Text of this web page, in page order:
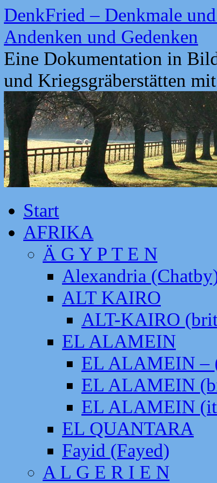
Zum
Inhalt
springen
DenkFried – Denkmale
Andenken und Gedenken
Eine Dokumentation in
und Kriegsgräberstätten
Start
AFRIKA
Ä G Y P T E N
Alexandria
ALT KAIRO
ALT-KAIRO
EL ALAMEIN
EL ALAMEIN –
EL ALAMEIN
EL ALAMEIN
EL QUANTARA
Fayid (Fayed)
A L G E R I E N